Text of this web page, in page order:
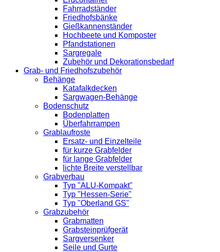
Fahrradständer
Friedhofsbänke
Gießkannenständer
Hochbeete und Komposter
Pfandstationen
Sargregale
Zubehör und Dekorationsbedarf
Grab- und Friedhofszubehör
Behänge
Katafalkdecken
Sargwagen-Behänge
Bodenschutz
Bodenplatten
Überfahrrampen
Grablaufroste
Ersatz- und Einzelteile
für kurze Grabfelder
für lange Grabfelder
lichte Breite verstellbar
Grabverbau
Typ "ALU-Kompakt"
Typ "Hessen-Serie"
Typ "Oberland GS"
Grabzubehör
Grabmatten
Grabsteinprüfgerät
Sargversenker
Seile und Gurte